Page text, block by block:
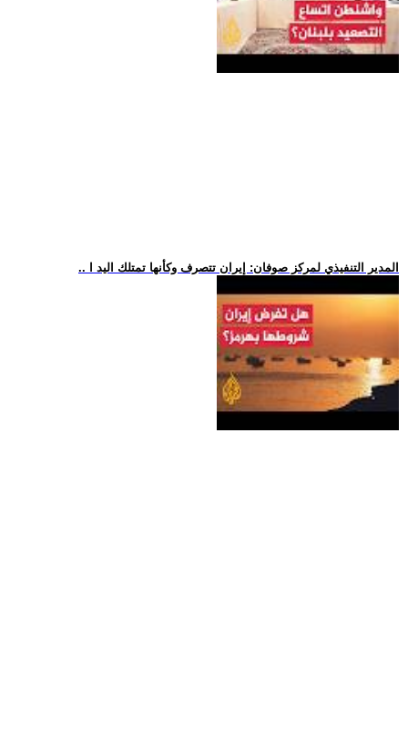
.. المدير التنفيذي لمركز صوفان: إيران تتصرف وكأنها تمتلك اليد ا